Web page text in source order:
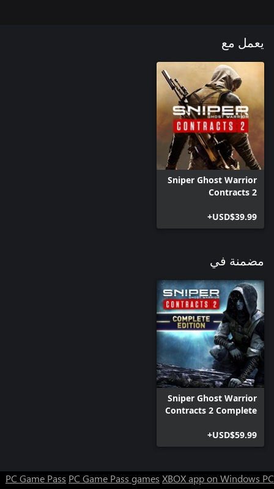
يعمل مع
Sniper Ghost Warrior
Contracts 2
USD$39.99+
مضمنة في
Sniper Ghost Warrior
Contracts 2 Complete
USD$59.99+
PC Game Pass PC Game Pass games XBOX app on Windows PC